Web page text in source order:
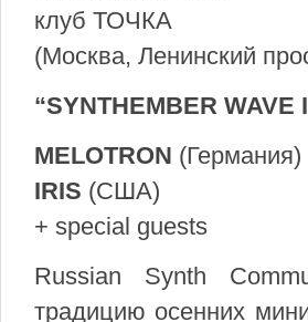
клуб ТОЧКА
(Москва, Ленинский
“SYNTHEMBER WAVE
MELOTRON (Германия)
IRIS (США)
+ special guests
Russian Synth
традицию осенних